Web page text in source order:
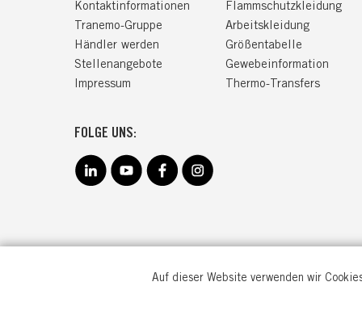
Kontaktinformationen
Tranemo-Gruppe
Händler werden
Stellenangebote
Impressum
FOLGE UNS:
Flammschutzkleidung
Arbeitskleidung
Größentabelle
Gewebeinformation
Thermo-Transfers
Auf dieser Website verwenden wir